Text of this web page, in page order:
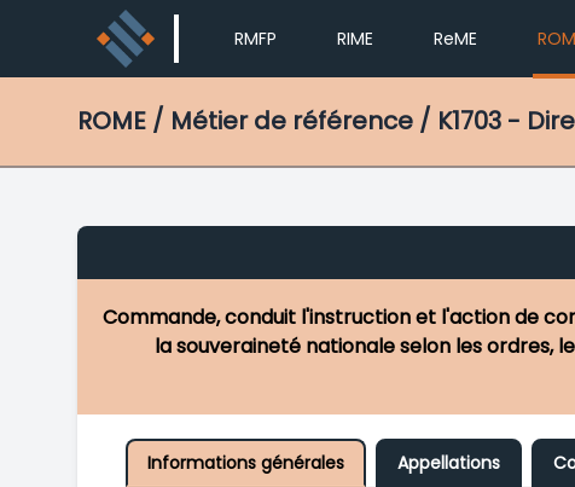
RMFP RIME ReME
ROME / Métier de référence / K1703 -
Commande, conduit l'instruction et l'action de
la souveraineté nationale selon les ordres,
Informations générales Appellations